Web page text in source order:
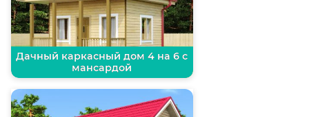
Дачный каркасный дом 4 на 6 с
мансардой